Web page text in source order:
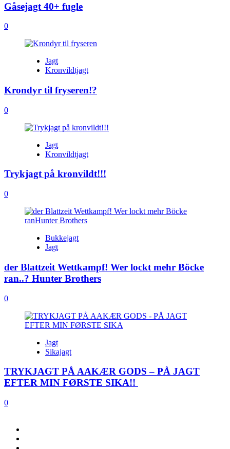
Gåsejagt 40+ fugle
0
Jagt
Kronvildtjagt
Krondyr til fryseren!?
0
Jagt
Kronvildtjagt
Trykjagt på kronvildt!!!
0
Bukkejagt
Jagt
der Blattzeit Wettkampf! Wer lockt mehr Böcke
ran..? Hunter Brothers
0
Jagt
Sikajagt
TRYKJAGT PÅ AAKÆR GODS – PÅ JAGT
EFTER MIN FØRSTE SIKA!!
0